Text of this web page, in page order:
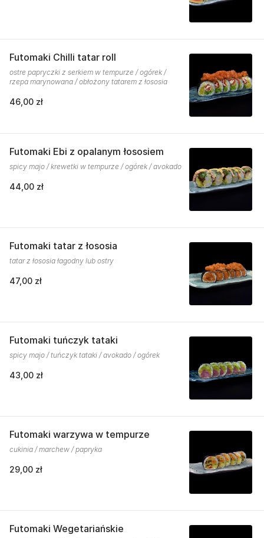
Futomaki Chilli tatar roll
ostre papryczki z serkiem w tempurze / ogórek /
rzepa marynowana / obłożony tatarem z łososia
46,00 zł
Futomaki Ebi z opalanym łososiem
spicy majo / krewetki w tempurze / ogórek / avokado
44,00 zł
Futomaki tatar z łososia
tatar z łososia łagodny lub ostry
47,00 zł
Futomaki tuńczyk tataki
spicy majo / tuńczyk tataki / avokado / ogórek
43,00 zł
Futomaki warzywa w tempurze
cukinia / marchew / papryka
29,00 zł
Futomaki Wegetariańskie